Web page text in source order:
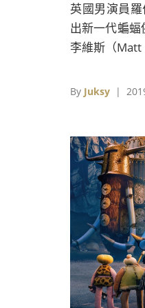
英國男演員
出新一代蝙
李維斯（Matt
哪一位知名的
By Juksy |